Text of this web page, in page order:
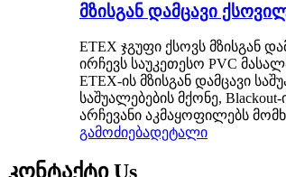
მზისგან დამცავი
ETEX ჯგუფი ქსოვს მზისგან
ირჩევს საუკეთესო PVC
ETEX-ის მზისგან დამცავი
საშუალებების მქონე,
არჩევანი აკმაყოფილებს
გამოძიებადეტალი
კონტაქტიUs